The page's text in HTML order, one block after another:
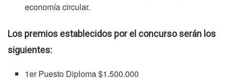
economía circular.
Los premios establecidos por el concurso serán los
siguientes:
1er Puesto Diploma $1.500.000